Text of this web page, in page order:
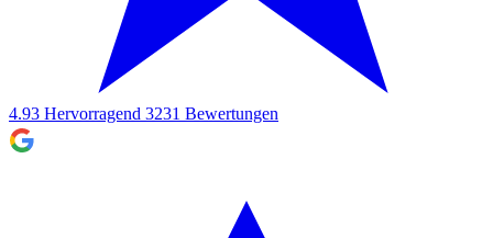
4.93 Hervorragend 3231 Bewertungen